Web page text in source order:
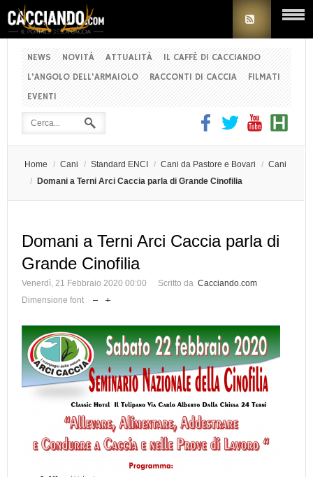
NEWS NOVITÀ ATTUALITÀ
IL CAFFÈ DI CACCIANDO
L'ANGOLO DELL'ARMAIOLO
RACCONTI DI CACCIA
FILMATI
EVENTI
Home / Cani / Standard ENCI / Cani da Pastore e Bovari / Cani
/
Domani a Terni Arci Caccia parla di Grande Cinofilia
Domani a Terni Arci Caccia parla di
Grande Cinofilia
Venerdì, 21 Febbraio 2020 00:00 Scritto da Cacciando.com
Dimensione font